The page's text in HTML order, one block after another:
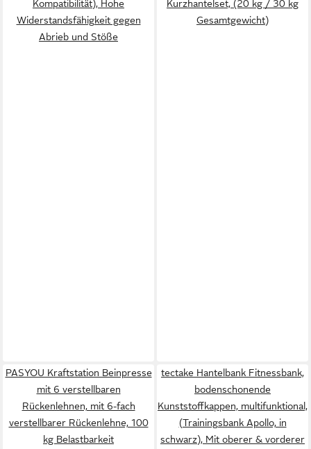
Kompatibilität), Hohe
Widerstandsfähigkeit gegen
Abrieb und Stöße
Kurzhantelset, (20 kg / 30 kg
Gesamtgewicht)
PASYOU Kraftstation Beinpresse
mit 6 verstellbaren
Rückenlehnen, mit 6-fach
verstellbarer Rückenlehne, 100
kg Belastbarkeit
tectake Hantelbank Fitnessbank,
bodenschonende
Kunststoffkappen, multifunktional,
(Trainingsbank Apollo, in
schwarz), Mit oberer & vorderer